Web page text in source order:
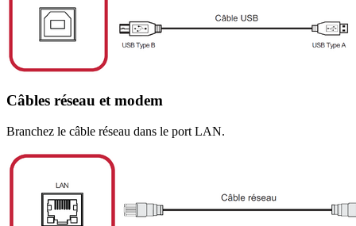
Câbles réseau et modem
Branchez le câble réseau dans le port LAN.